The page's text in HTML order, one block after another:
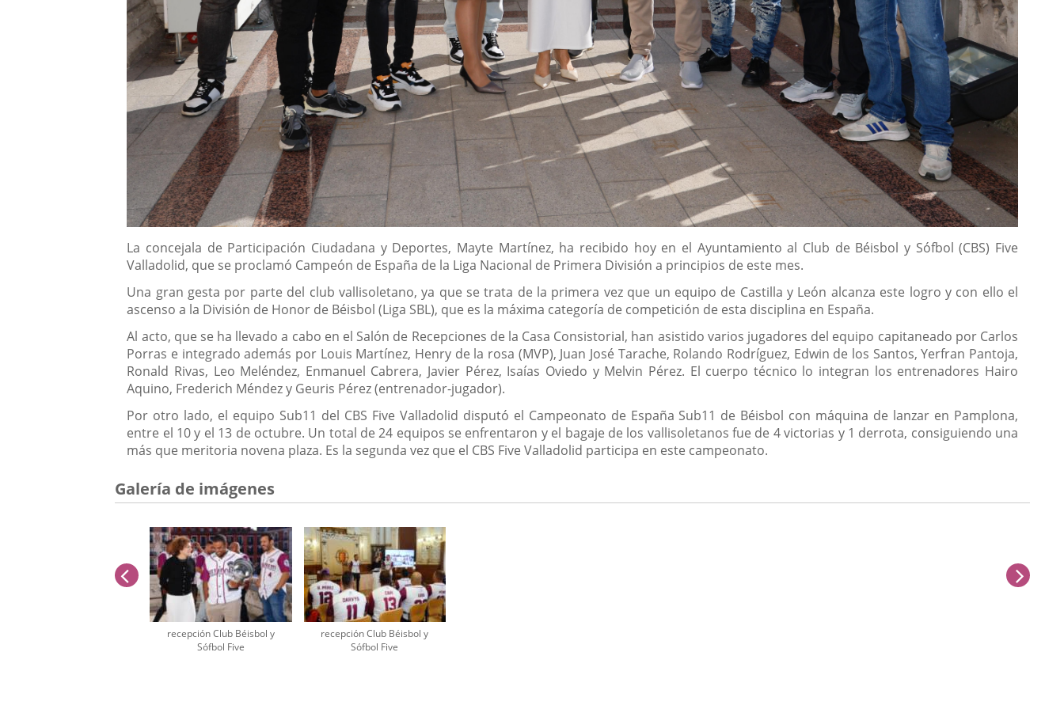
Descripción
La concejala de Participación Ciudadana y Deportes, Mayte Martínez, ha recibido hoy en el Ayuntamiento al Club de Béisbol y Sófbol (CBS) Five
Valladolid, que se proclamó Campeón de España de la Liga Nacional de Primera División a principios de este mes.
Una gran gesta por parte del club vallisoletano, ya que se trata de la primera vez que un equipo de Castilla y León alcanza este logro y con ello el
ascenso a la División de Honor de Béisbol (Liga SBL), que es la máxima categoría de competición de esta disciplina en España.
Al acto, que se ha llevado a cabo en el Salón de Recepciones de la Casa Consistorial, han asistido varios jugadores del equipo capitaneado por Carlos
Porras e integrado además por Louis Martínez, Henry de la rosa (MVP), Juan José Tarache, Rolando Rodríguez, Edwin de los Santos, Yerfran Pantoja,
Ronald Rivas, Leo Meléndez, Enmanuel Cabrera, Javier Pérez, Isaías Oviedo y Melvin Pérez. El cuerpo técnico lo integran los entrenadores Hairo
Aquino, Frederich Méndez y Geuris Pérez (entrenador-jugador).
Por otro lado, el equipo Sub11 del CBS Five Valladolid disputó el Campeonato de España Sub11 de Béisbol con máquina de lanzar en Pamplona,
entre el 10 y el 13 de octubre. Un total de 24 equipos se enfrentaron y el bagaje de los vallisoletanos fue de 4 victorias y 1 derrota, consiguiendo una
más que meritoria novena plaza. Es la segunda vez que el CBS Five Valladolid participa en este campeonato.
Galería de imágenes
recepción Club Béisbol y
Sófbol Five
recepción Club Béisbol y
Sófbol Five
anterior